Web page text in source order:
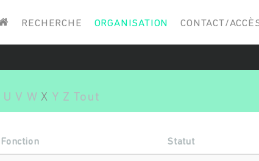
RECHERCHE ORGANISATION CONTACT/
U V W X Y Z Tout
Fonction Statut